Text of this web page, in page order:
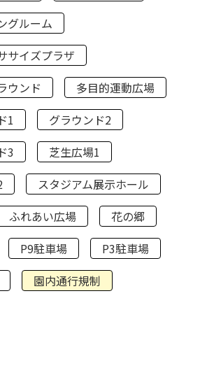
グルーム
サイズプラザ
ウンド
多目的運動広場
1
グラウンド2
3
芝生広場1
スタジアム展示ホール
ふれあい広場
花の郷
P9駐車場
P3駐車場
園内通行規制